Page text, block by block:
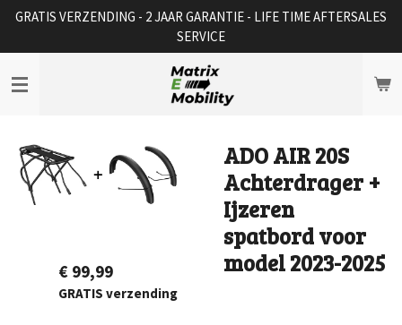
Ga
naar
de
hoofdinhoud
GRATIS VERZENDING - 2 JAAR GARANTIE - LIFE TIME AFTERSALES
SERVICE
ADO AIR 20S
Achterdrager +
Ijzeren
spatbord voor
model 2023-2025
€ 99,99
GRATIS verzending